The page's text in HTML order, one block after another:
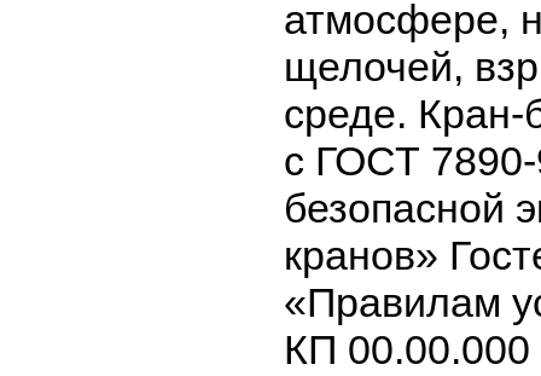
атмосфере,
щелочей,
среде. Кран-
с ГОСТ 7890-
безопасной
кранов»
«Правилам
КП 00.00.000